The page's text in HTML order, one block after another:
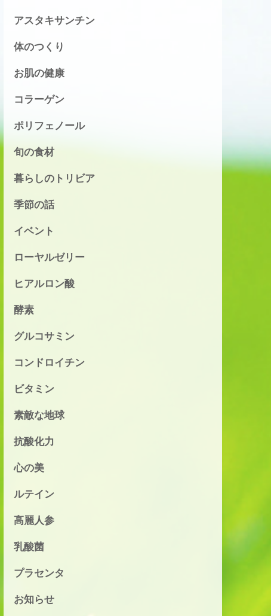
アスタキサンチン
体のつくり
お肌の健康
コラーゲン
ポリフェノール
旬の食材
暮らしのトリビア
季節の話
イベント
ローヤルゼリー
ヒアルロン酸
酵素
グルコサミン
コンドロイチン
ビタミン
素敵な地球
抗酸化力
心の美
ルテイン
高麗人参
乳酸菌
プラセンタ
お知らせ